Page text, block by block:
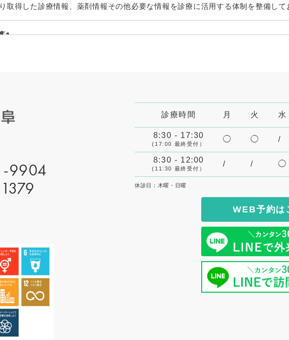
取得した診療情報、薬剤情報その他必要な情報を診療に活用する体制を整備して
1
係る施設基準
関係する指針等を踏まえ、患者様の状態及び診療内容に応じて適切に実施する体
歯科治療時における全身状態の把握及び管理を行う体制を整備しております。
予防、口腔機能管理及び在宅歯科医療等に対応するための体制を整備しておりま
れる患者様に対し、必要に応じて口腔機能に係る実地指導を行う体制を整備して
診療、在宅療養に係る口腔管理及び関係機関との連携を行う体制を整備しており
9904
診療時間 月 火 水
8:30 - 17:30
(17:00 最終受付）
◯ ◯ /
8:30 - 12:00
(11:30 最終受付）
/ / ◯
休診日：木曜・日曜
WEB予約は